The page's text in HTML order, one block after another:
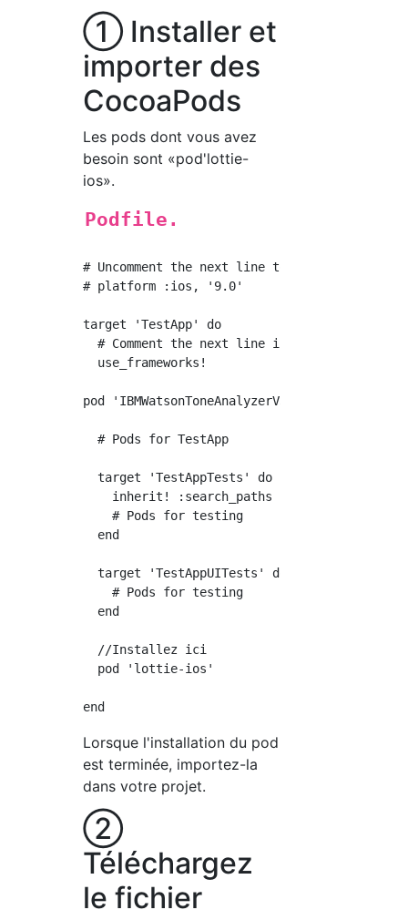
① Installer et
importer des
CocoaPods
Les pods dont vous avez
besoin sont «pod'lottie-
ios».
Podfile.
# Uncomment the next line to define a
# platform :ios, '9.0'
target 'TestApp' do
# Comment the next line if you don't want
  use_frameworks!
pod 'IBMWatsonToneAnalyzerV3', '~> 3.6.0'
  # Pods for TestApp
  target 'TestAppTests' do
    inherit! :search_paths
    # Pods for testing
  end
  target 'TestAppUITests' do
    # Pods for testing
  end
  //Installez ici
  pod 'lottie-ios'
Lorsque l'installation du pod
est terminée, importez-la
dans votre projet.
②
Téléchargez
le fichier